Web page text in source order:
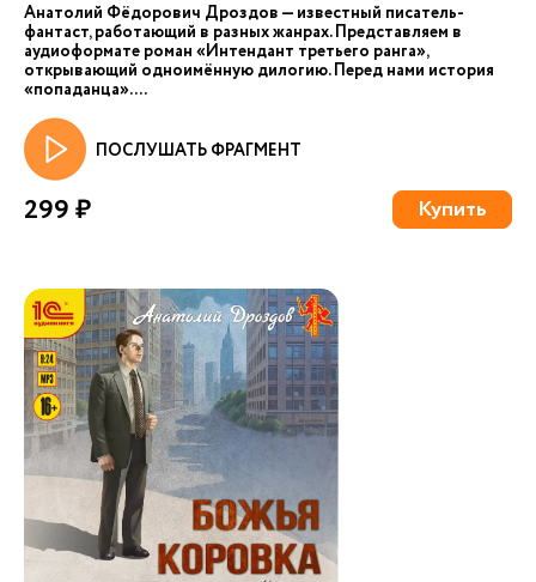
Анатолий Фёдорович Дроздов — известный писатель-
фантаст, работающий в разных жанрах. Представляем в
аудиоформате роман «Интендант третьего ранга»,
открывающий одноимённую дилогию. Перед нами история
«попаданца». ...
ПОСЛУШАТЬ ФРАГМЕНТ
299 ₽ Купить